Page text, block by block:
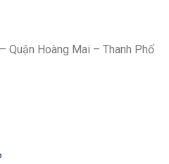
Hoàng Mai – Thanh Phố